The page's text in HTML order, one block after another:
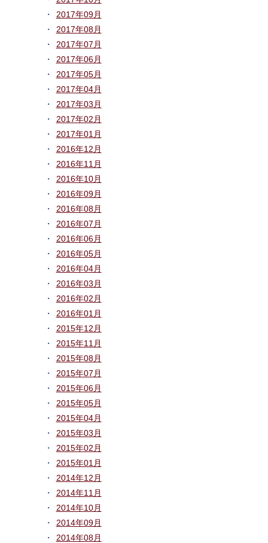
2017年09月
2017年08月
2017年07月
2017年06月
2017年05月
2017年04月
2017年03月
2017年02月
2017年01月
2016年12月
2016年11月
2016年10月
2016年09月
2016年08月
2016年07月
2016年06月
2016年05月
2016年04月
2016年03月
2016年02月
2016年01月
2015年12月
2015年11月
2015年08月
2015年07月
2015年06月
2015年05月
2015年04月
2015年03月
2015年02月
2015年01月
2014年12月
2014年11月
2014年10月
2014年09月
2014年08月